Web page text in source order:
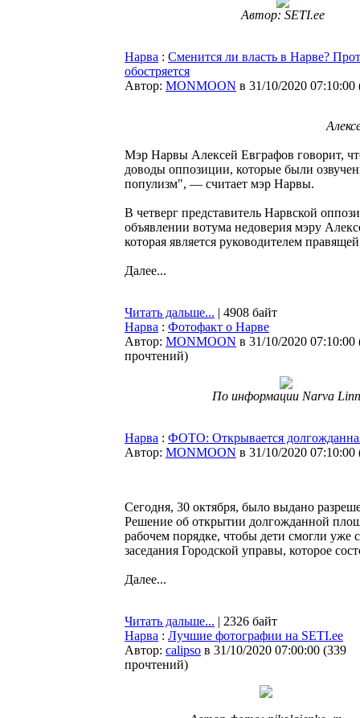
Автор: SETI.ee
Нарва : Сменится ли власть в Нарве?
обостряется
Автор: MONMOON в 31/10/2020 07:10:00
Мэр Нарвы Алексей Евграфов говорит,
доводы оппозиции, которые были
популизм", — считает мэр Нарвы.
В четверг представитель Нарвской
объявлении вотума недоверия мэру
которая является руководителем
Далее...
Читать дальше... | 4908 байт
Нарва : Фотофакт о Нарве
Автор: MONMOON в 31/10/2020 07:10:00
прочтений)
По информации Narva Linn
Нарва : ФОТО: Открывается
Автор: MONMOON в 31/10/2020 07:10:00
Сегодня, 30 октября, было выдано
Решение об открытии долгожданной
рабочем порядке, чтобы дети смогли уже
заседания Городской управы, которое
Далее...
Читать дальше... | 2326 байт
Нарва : Лучшие фотографии на SETI.ee
Автор: calipso в 31/10/2020 07:00:00 (339
прочтений)